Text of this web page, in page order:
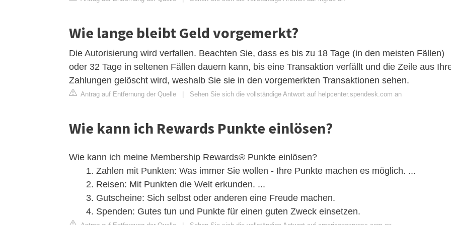
Wie lange bleibt Geld vorgemerkt?
Die Autorisierung wird verfallen. Beachten Sie, dass es bis zu 18 Tage (in den meisten Fällen)
oder 32 Tage in seltenen Fällen dauern kann, bis eine Transaktion verfällt und die Zeile aus
Zahlungen gelöscht wird, weshalb Sie sie in den vorgemerkten Transaktionen sehen.
Antrag auf Entfernung der Quelle | Sehen Sie sich die vollständige Antwort auf helpcenter.spendesk.com an
Wie kann ich Rewards Punkte einlösen?
Wie kann ich meine Membership Rewards® Punkte einlösen?
Zahlen mit Punkten: Was immer Sie wollen - Ihre Punkte machen es möglich. ...
Reisen: Mit Punkten die Welt erkunden. ...
Gutscheine: Sich selbst oder anderen eine Freude machen.
Spenden: Gutes tun und Punkte für einen guten Zweck einsetzen.